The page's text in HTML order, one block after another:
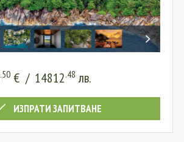
.50€ / 14812.48 лв.
ИЗПРАТИ ЗАПИТВАНЕ